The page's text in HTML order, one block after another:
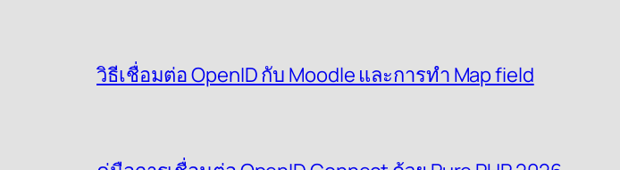
วิธีเชื่อมต่อ OpenID กับ Moodle และการทำ Map field